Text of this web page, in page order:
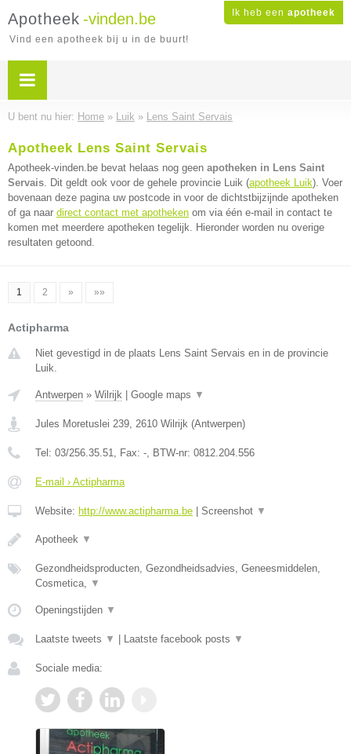
Ik heb een apotheek
Apotheek -vinden.be
Vind een apotheek bij u in de buurt!
U bent nu hier: Home » Luik » Lens Saint Servais
Apotheek Lens Saint Servais
Apotheek-vinden.be bevat helaas nog geen apotheken in Lens Saint
Servais. Dit geldt ook voor de gehele provincie Luik (apotheek Luik). Voer
bovenaan deze pagina uw postcode in voor de dichtstbijzijnde apotheken
of ga naar direct contact met apotheken om via één e-mail in contact te
komen met meerdere apotheken tegelijk. Hieronder worden nu overige
resultaten getoond.
1 2 » »»
Actipharma
Niet gevestigd in de plaats Lens Saint Servais en in de provincie
Luik.
Antwerpen » Wilrijk Google maps ▼
Jules Moretuslei 239, 2610 Wilrijk (Antwerpen)
Tel: 03/256.35.51, Fax: -, BTW-nr: 0812.204.556
E-mail › Actipharma
Website: http://www.actipharma.be Screenshot ▼
Apotheek ▼
Gezondheidsproducten, Gezondheidsadvies, Geneesmiddelen,
Cosmetica, ▼
Openingstijden ▼
Laatste tweets ▼ Laatste facebook posts ▼
Sociale media: